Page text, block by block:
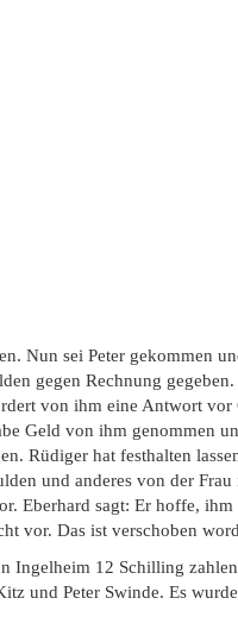
Nun sei Peter gekommen
gegen Rechnung
von ihm eine Antwort
Geld von ihm genommen
Rüdiger hat festhalten
und anderes von der
Eberhard sagt: Er hoffe,
vor. Das ist verschoben
Ingelheim 12 Schilling
und Peter Swinde. Es